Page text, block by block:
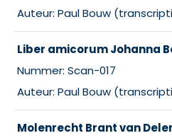
Auteur: Paul Bouw
Liber amicorum Johanna
Nummer: Scan-017
Auteur: Paul Bouw
Molenrecht Brant van